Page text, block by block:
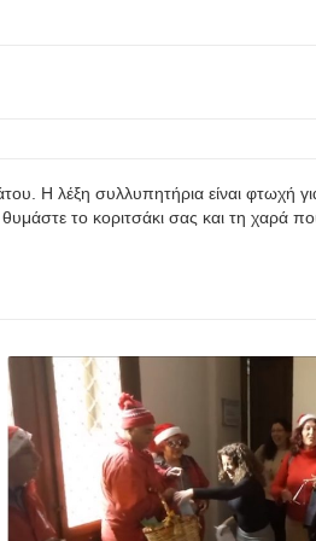
Η λέξη συλλυπητήρια είναι φτωχή
το κοριτσάκι σας και τη χαρά